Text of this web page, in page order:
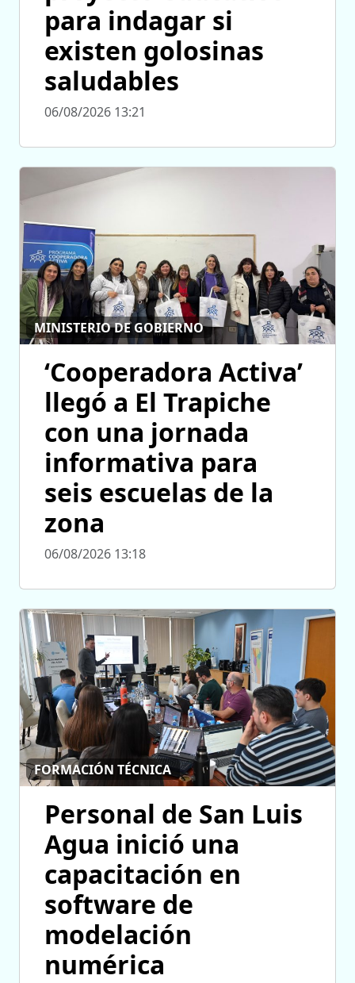
para indagar si
existen golosinas
saludables
06/08/2026 13:21
MINISTERIO DE GOBIERNO
‘Cooperadora Activa’
llegó a El Trapiche
con una jornada
informativa para
seis escuelas de la
zona
06/08/2026 13:18
FORMACIÓN TÉCNICA
Personal de San Luis
Agua inició una
capacitación en
software de
modelación
numérica